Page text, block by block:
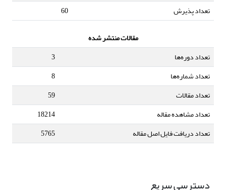
تعداد پذیرش
60
مقالات منتشر شده
تعداد دوره‌ها
3
تعداد شماره‌ها
8
تعداد مقالات
59
تعداد مشاهده مقاله
18214
تعداد دریافت فایل اصل مقاله
5765
دسترسی سریع